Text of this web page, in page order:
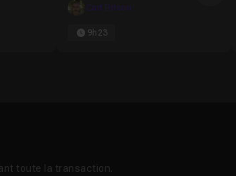
Carl Brison
9h23
toute la transaction.